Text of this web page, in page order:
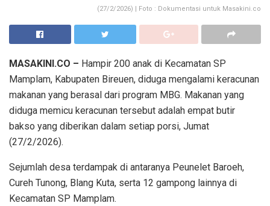
(27/2/2026) | Foto : Dokumentasi untuk Masakini.co
MASAKINI.CO – Hampir 200 anak di Kecamatan SP
Mamplam, Kabupaten Bireuen, diduga mengalami keracunan
makanan yang berasal dari program MBG. Makanan yang
diduga memicu keracunan tersebut adalah empat butir
bakso yang diberikan dalam setiap porsi, Jumat
(27/2/2026).
Sejumlah desa terdampak di antaranya Peunelet Baroeh,
Cureh Tunong, Blang Kuta, serta 12 gampong lainnya di
Kecamatan SP Mamplam.